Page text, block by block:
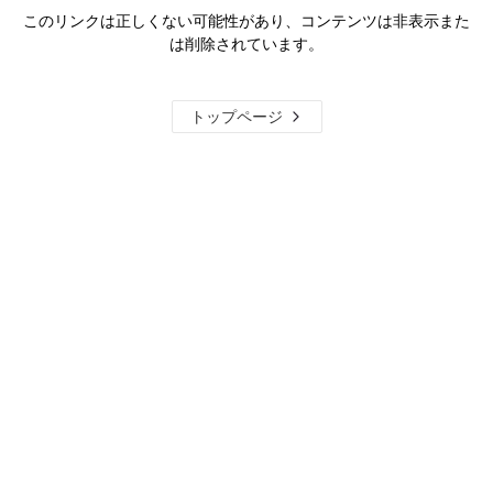
このリンクは正しくない可能性があり、コンテンツは非表示また
は削除されています。
トップページ